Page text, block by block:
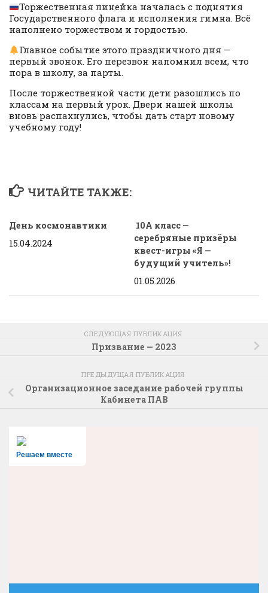
Торжественная линейка началась с поднятия
Государственного флага и исполнения гимна. Всё
наполнено торжеством и гордостью.
Главное событие этого праздничного дня —
первый звонок. Его перезвон напомнил всем, что
пора в школу, за парты.
После торжественной части дети разошлись по
классам на первый урок. Двери нашей школы
вновь распахнулись, чтобы дать старт новому
учебному году!
ЧИТАЙТЕ ТАКЖЕ:
День космонавтики
15.04.2024
10А класс —
серебряные призёры
квест-игры «Я —
будущий учитель»!
01.05.2026
СЛЕДУЮЩАЯ ПУБЛИКАЦИЯ
Призвание — 2023
ПРЕДЫДУЩАЯ ПУБЛИКАЦИЯ
Организационное заседание рабочей группы
Кабинета ПАВ
Решаем вместе